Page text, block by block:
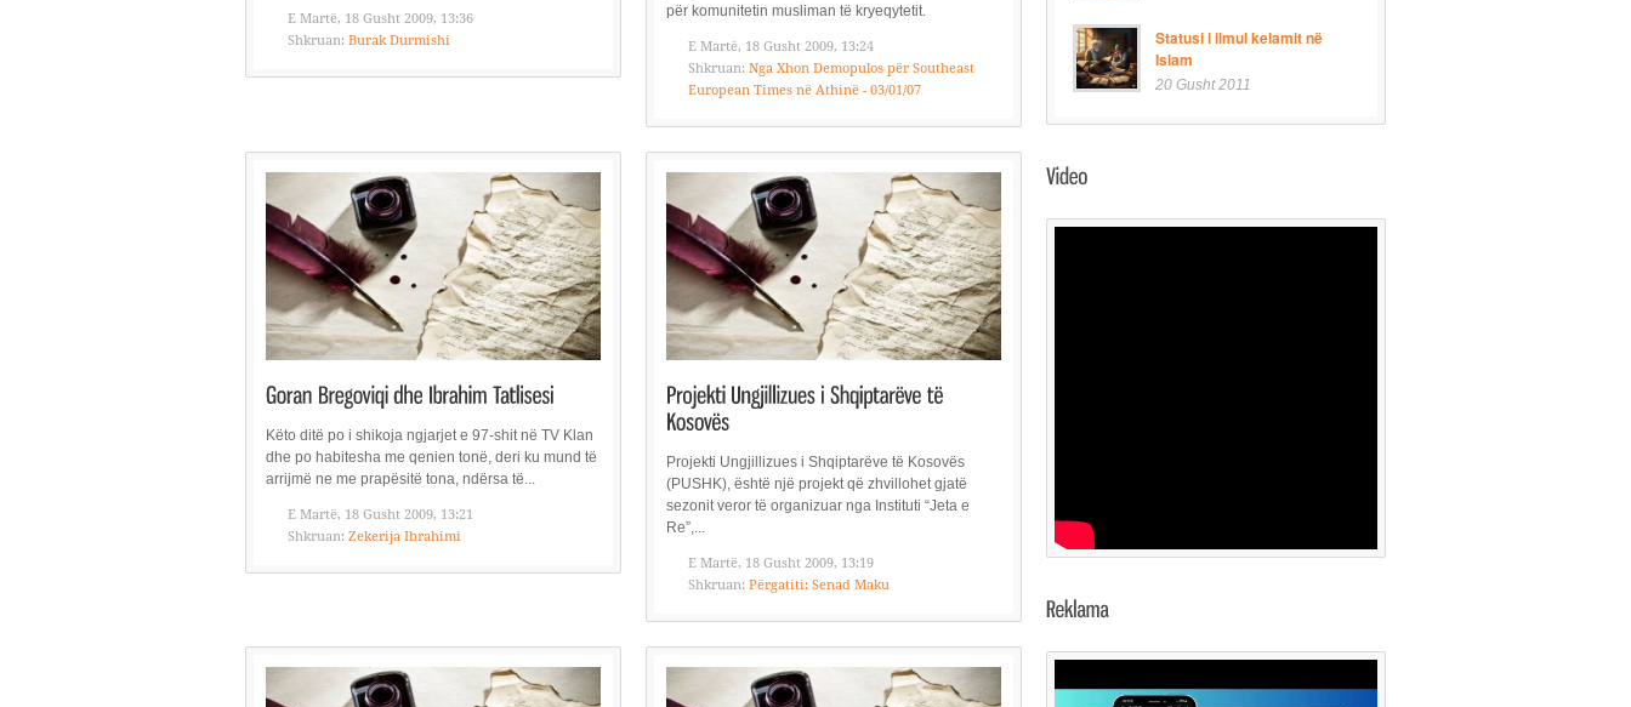
E Martë, 18 Gusht 2009, 13:36
Shkruan: Burak Durmishi
për komunitetin musliman të kryeqytetit.
E Martë, 18 Gusht 2009, 13:24
Shkruan: Nga Xhon Demopulos për Southeast
European Times në Athinë - 03/01/07
Këto ditë po i shikoja ngjarjet e 97-shit në TV Klan
dhe po habitesha me qenien tonë, deri ku mund të
arrijmë ne me prapësitë tona, ndërsa të...
E Martë, 18 Gusht 2009, 13:21
Shkruan: Zekerija Ibrahimi
Projekti Ungjillizues i Shqiptarëve të Kosovës
(PUSHK), është një projekt që zhvillohet gjatë
sezonit veror të organizuar nga Instituti “Jeta e
Re”,...
E Martë, 18 Gusht 2009, 13:19
Shkruan: Përgatiti: Senad Maku
Statusi i ilmul kelamit në
Islam
20 Gusht 2011